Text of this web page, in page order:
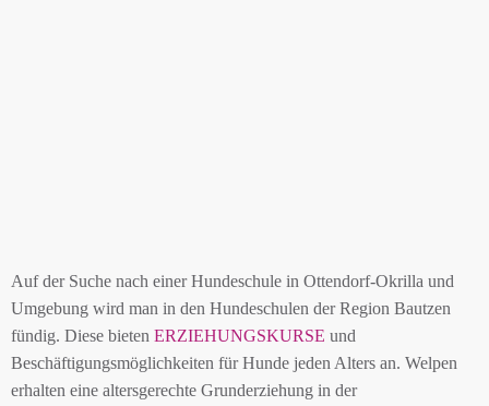
Auf der Suche nach einer Hundeschule in Ottendorf-Okrilla und
Umgebung wird man in den Hundeschulen der Region Bautzen
fündig. Diese bieten ERZIEHUNGSKURSE und
Beschäftigungsmöglichkeiten für Hunde jeden Alters an. Welpen
erhalten eine altersgerechte Grunderziehung in der